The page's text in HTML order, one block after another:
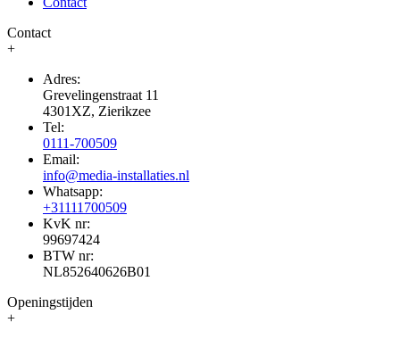
Contact
+
Adres:
Grevelingenstraat 11
4301XZ, Zierikzee
Tel:
0111-700509
Email:
info@media-installaties.nl
Whatsapp:
+31111700509
KvK nr:
99697424
BTW nr:
NL852640626B01
Openingstijden
+